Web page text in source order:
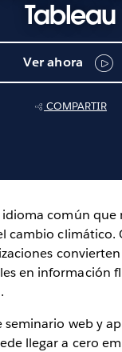
Tableau
Ver ahora
COMPARTIR
idioma común que
cambio climático.
en información
seminario web y
llegar a cero